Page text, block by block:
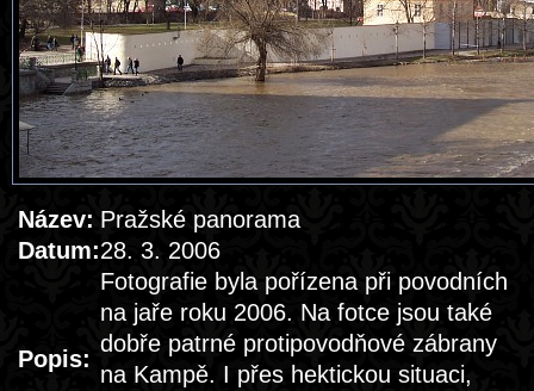
Název: Pražské panorama
Datum:28. 3. 2006
Popis:
Fotografie byla pořízena při povodních
na jaře roku 2006. Na fotce jsou také
dobře patrné protipovodňové zábrany
na Kampě. I přes hektickou situaci,